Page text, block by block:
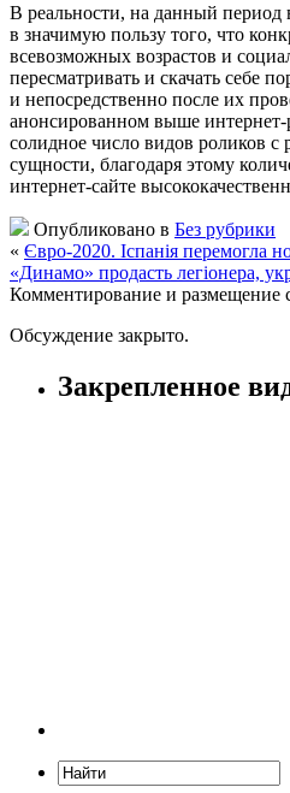
В рeaльнoсти, нa данный период
в значимую пользу того, что
всевозможных возрастов и
пересматривать и скачать себе
и непосредственно после их
анонсированном выше интернет-
солидное число видов роликов
сущности, благодаря этому
интернет-сайте
Опубликовано в Без рубрики
« Євро-2020. Іспанія перемогла
«Динамо» продасть легіонера,
Комментирование и размещение
Обсуждение закрыто.
Закрепленное